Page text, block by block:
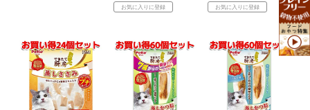
お気に入りに登録 お気に入りに登録